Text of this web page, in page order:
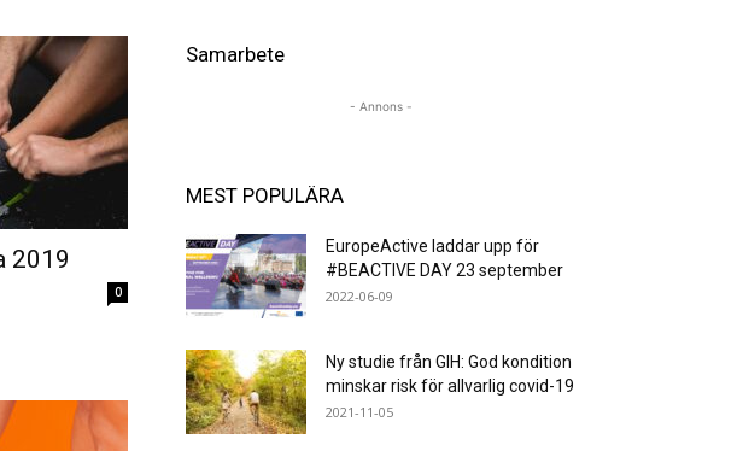
2019
0
Samarbete
- Annons -
MEST POPULÄRA
EuropeActive laddar upp för
#BEACTIVE DAY 23 september
2022-06-09
Ny studie från GIH: God kondition
minskar risk för allvarlig covid-19
2021-11-05